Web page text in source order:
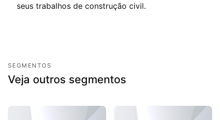
seus trabalhos de construção civil.
SEGMENTOS
Veja outros segmentos